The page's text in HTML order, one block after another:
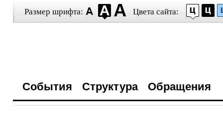
Размер шрифта: Цвета сайта:
События Структура Обращения